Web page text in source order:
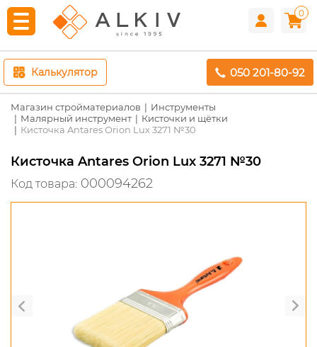
0
Калькулятор 050 201-80-92
Магазин стройматериалов
Инструменты
Малярный инструмент
Кисточки и щётки
Кисточка Antares Orion Lux 3271 №30
Кисточка Antares Orion Lux 3271 №30
Код товара: 000094262